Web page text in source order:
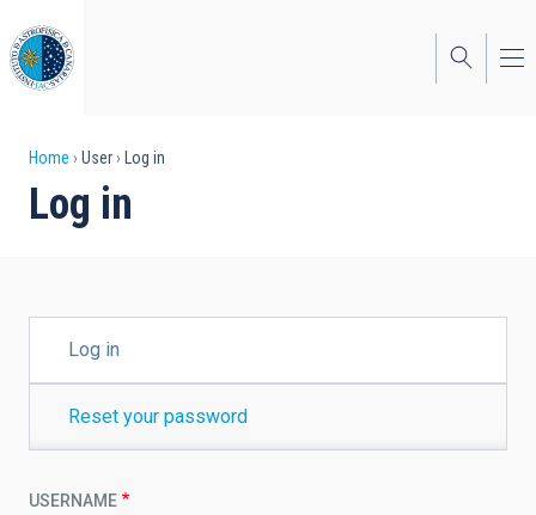
to
main
content
Breadcrumb
Home User Log in
Log in
TABSLog in
Reset your password
USERNAME